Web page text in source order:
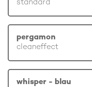
standard
pergamon
cleaneffect
whisper - blau